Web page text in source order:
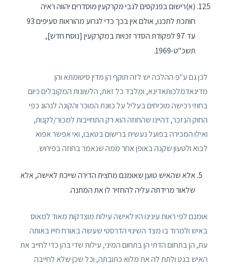
(א)רישום בפנקסים לגבי מקרקעין מוסדרים יהווה ראיה
חותכת לתכנו, אולם אין בכך כדי לגרוע מהוראות סעיפים 93
עד 97 לפקודת הסדר זכויות במקרקעין [נוסח חדש],
תשכ"ט-1969.
לכן גם ע"פ ההלכה יש לזה תוקף הן מדין סיטומתא והן
מדינאדמלכותאדינא, ומלבד כל זאת, הלשונות המקובלים כיום
בחוזי רכישה מוכיחים בעליל על כוונת המוכר והקונה לנהוג כפי
החוק הנזכר, דהיינו שהחוזה הוא רק התחייבות למכור/לקנות,
ואילו המכירה בפועל נעשית ברישום בטאבו, ואי אפשר אפוא
לבוא ולטעון שקנה באופן אחר ממה שנאמר בחוזה בפירוש.
אלא שהאיש טוען שאומנם מחצית הדירה שייכת לאישה, אלא
שלאור מרידתה עליה להחזיר לו את המתנה.
אומנם לפי ראות עינינו היו לאישה עילות מוצדקות מאוד למאוס
באיש ולמרוד בו מצד השינוי הדרסטי שעשה באורח חייו באותה
עת, הן בתחום הדתי הן בתחום המיני, עילות שדי בהן כדי לחייב את
האיש בגט ולתת לה את מלוא כתובתה, וכל שכן שלא לחייבה